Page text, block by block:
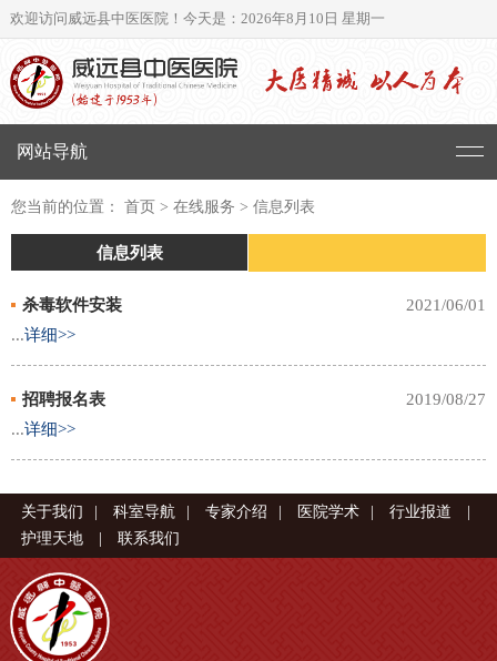
欢迎访问威远县中医医院！ 今天是：2026年8月10日 星期一
网站导航
您当前的位置： 首页 > 在线服务 > 信息列表
信息列表
杀毒软件安装
2021/06/01
...详细>>
招聘报名表
2019/08/27
...详细>>
关于我们 | 科室导航 | 专家介绍 | 医院学术 | 行业报道
|
护理天地
| 联系我们